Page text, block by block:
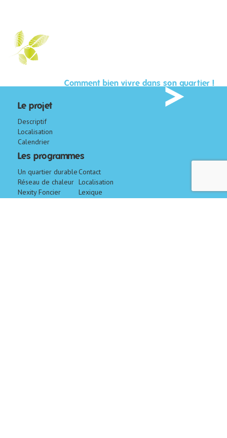
Comment bien vivre dans son quartier !
Le projet
Descriptif
Localisation
Calendrier
Les programmes
Un quartier durableContact
Réseau de chaleur Localisation
Nexity Foncier
Lexique